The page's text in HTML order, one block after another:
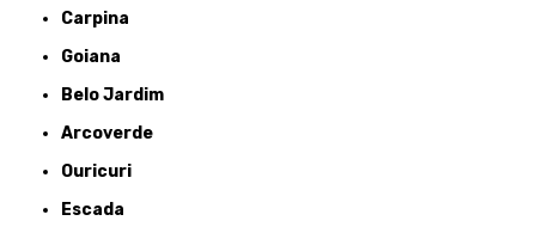
Carpina
Goiana
Belo Jardim
Arcoverde
Ouricuri
Escada